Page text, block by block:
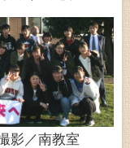
影／南教室